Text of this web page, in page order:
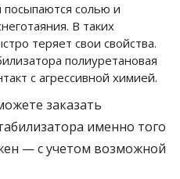
солью и
В таких
теряет свои свойства.
полиуретановая
с агрессивной химией.
заказать
именно того
— с учетом возможной